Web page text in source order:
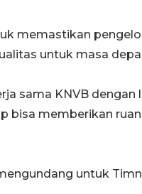
memastikan
untuk masa
sama KNVB dengan
bisa memberikan
untuk